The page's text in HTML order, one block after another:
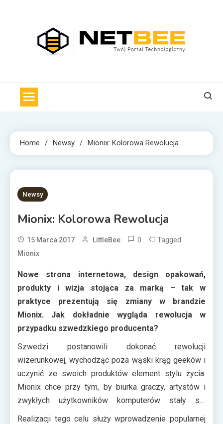
Home Newsy Mionix: Kolorowa Rewolucja
1 MIN READ
Newsy
Mionix: Kolorowa Rewolucja
15 Marca 2017 LittleBee 0 Tagged
Mionix
Nowe strona internetowa, design opakowań,
produkty i wizja stojąca za marką – tak w
praktyce prezentują się zmiany w brandzie
Mionix. Jak dokładnie wygląda rewolucja w
przypadku szwedzkiego producenta?
Szwedzi postanowili dokonać rewolucji
wizerunkowej, wychodząc poza wąski krąg geeków i
uczynić ze swoich produktów element stylu życia.
Mionix chce przy tym, by biurka graczy, artystów i
zwykłych użytkowników komputerów stały się
znacznie weselszym miejscem.
Realizacji tego celu służy wprowadzenie popularnej